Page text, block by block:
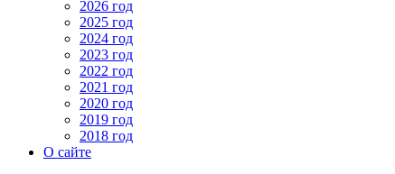
2026 год
2025 год
2024 год
2023 год
2022 год
2021 год
2020 год
2019 год
2018 год
О сайте